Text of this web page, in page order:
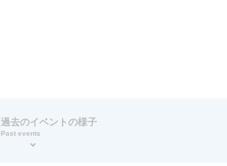
過去のイベントの様子
Past events